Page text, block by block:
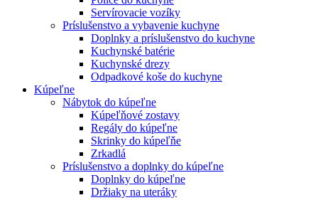
Servírovacie vozíky
Príslušenstvo a vybavenie kuchyne
Doplnky a príslušenstvo do kuchyne
Kuchynské batérie
Kuchynské drezy
Odpadkové koše do kuchyne
Kúpeľne
Nábytok do kúpeľne
Kúpeľňové zostavy
Regály do kúpeľne
Skrinky do kúpeľňe
Zrkadlá
Príslušenstvo a doplnky do kúpeľne
Doplnky do kúpeľne
Držiaky na uteráky